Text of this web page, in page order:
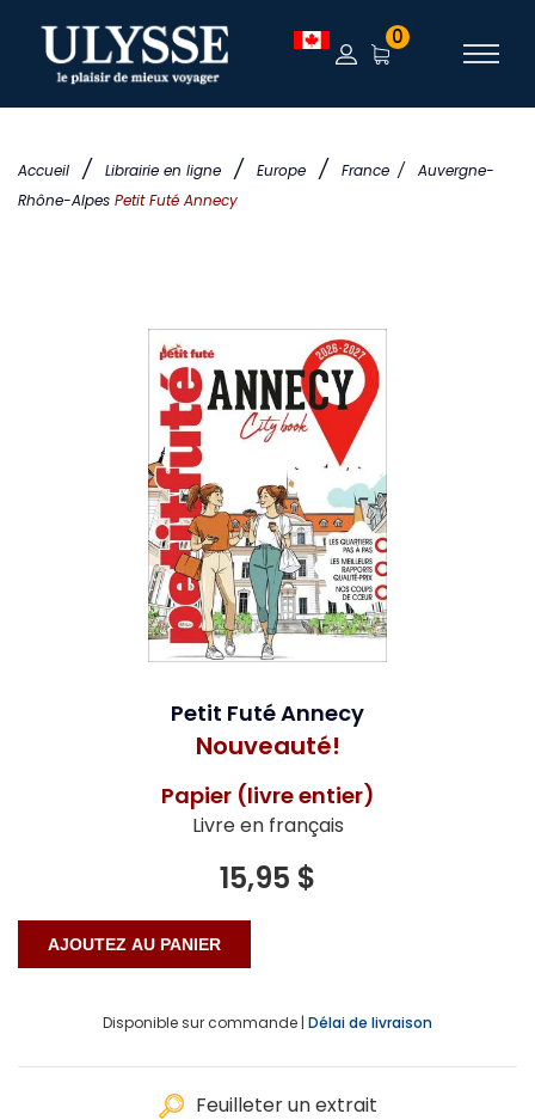
Accueil / Librairie en ligne / Europe / France /
Auvergne-
Rhône-Alpes Petit Futé Annecy
0
Petit Futé Annecy
Nouveauté!
Papier (livre entier)
Livre en français
15,95 $
Disponible sur commande | Délai de livraison
Feuilleter un extrait